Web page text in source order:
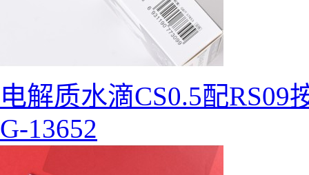
电解质水滴CS0.5配RS09
G-13652